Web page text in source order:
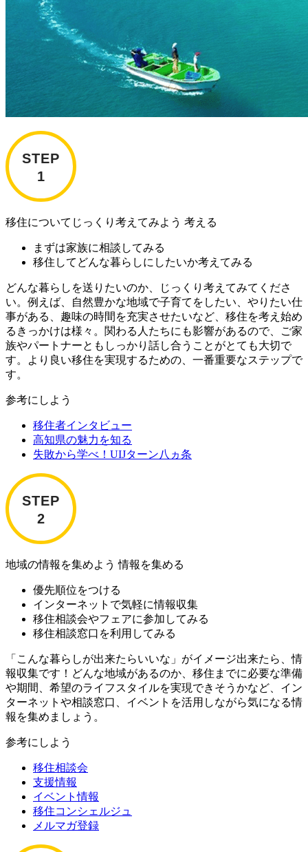
移住についてじっくり考えてみよう 考える
まずは家族に相談してみる
移住してどんな暮らしにしたいか考えてみる
どんな暮らしを送りたいのか、じっくり考えてみてくださ
い。例えば、自然豊かな地域で子育てをしたい、やりたい仕
事がある、趣味の時間を充実させたいなど、移住を考え始め
るきっかけは様々。関わる人たちにも影響があるので、ご家
族やパートナーともしっかり話し合うことがとても大切で
す。より良い移住を実現するための、一番重要なステップで
す。
参考にしよう
移住者インタビュー
高知県の魅力を知る
失敗から学べ！UIJターン八ヵ条
地域の情報を集めよう 情報を集める
優先順位をつける
インターネットで気軽に情報収集
移住相談会やフェアに参加してみる
移住相談窓口を利用してみる
「こんな暮らしが出来たらいいな」がイメージ出来たら、情
報収集です！どんな地域があるのか、移住までに必要な準備
や期間、希望のライフスタイルを実現できそうかなど、イン
ターネットや相談窓口、イベントを活用しながら気になる情
報を集めましょう。
参考にしよう
移住相談会
支援情報
イベント情報
移住コンシェルジュ
メルマガ登録